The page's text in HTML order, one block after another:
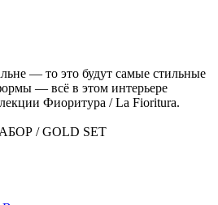
— то это будут самые стильные
— всё в этом интерьере
Фиоритура / La Fioritura.
/ GOLD SET